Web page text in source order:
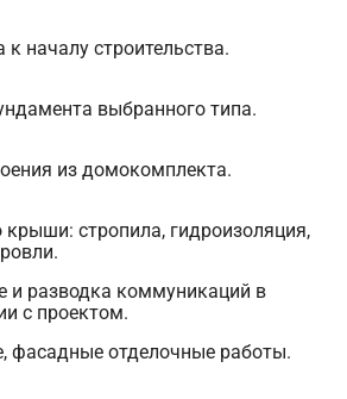
к началу строительства.
выбранного типа.
из домокомплекта.
крыши: стропила, гидроизоляция,
и разводка коммуникаций в
с проектом.
фасадные отделочные работы.